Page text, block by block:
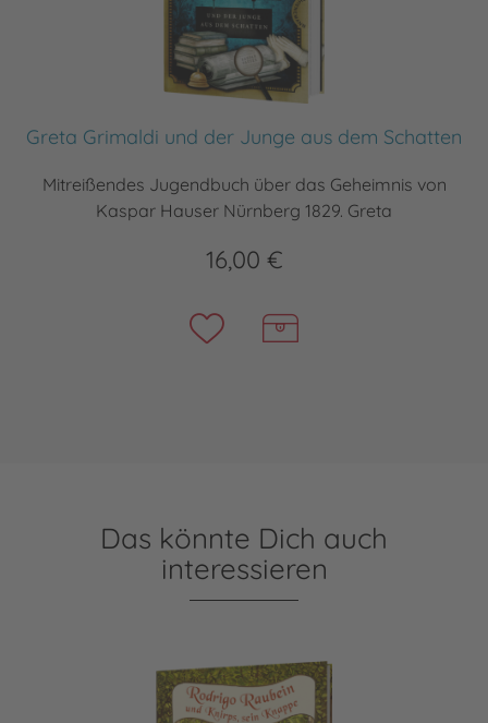
Greta Grimaldi und der Junge aus dem Schatten
Mitreißendes Jugendbuch über das Geheimnis von
Kaspar Hauser Nürnberg 1829. Greta
16,00 €
Das könnte Dich auch
interessieren